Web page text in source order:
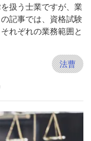
扱う士業ですが、業
記事では、資格試験
れぞれの業務範囲と
法曹